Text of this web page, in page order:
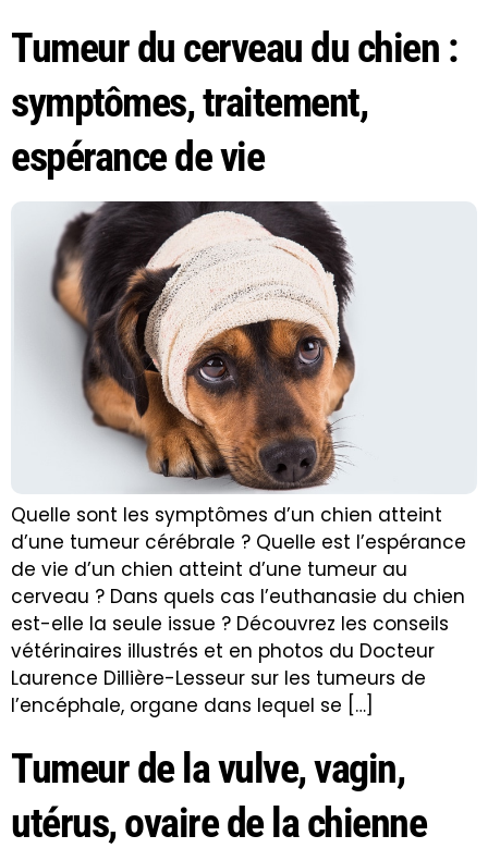
Tumeur du cerveau du chien :
symptômes, traitement,
espérance de vie
Quelle sont les symptômes d’un chien atteint
d’une tumeur cérébrale ? Quelle est l’espérance
de vie d’un chien atteint d’une tumeur au
cerveau ? Dans quels cas l’euthanasie du chien
est-elle la seule issue ? Découvrez les conseils
vétérinaires illustrés et en photos du Docteur
Laurence Dillière-Lesseur sur les tumeurs de
l’encéphale, organe dans lequel se […]
Tumeur de la vulve, vagin,
utérus, ovaire de la chienne